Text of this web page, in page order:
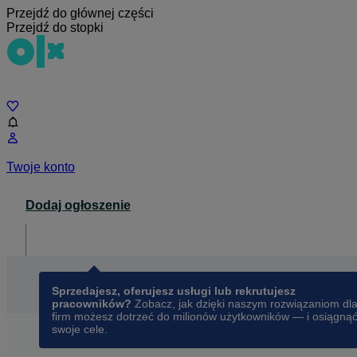
Przejdź do głównej części
Przejdź do stopki
Twoje konto
Dodaj ogłoszenie
Sprzedajesz, oferujesz usługi lub rekrutujesz
pracowników? Zobacz, jak dzięki naszym rozwiązaniom dla
firm możesz dotrzeć do milionów użytkowników — i osiągnąć
swoje cele.